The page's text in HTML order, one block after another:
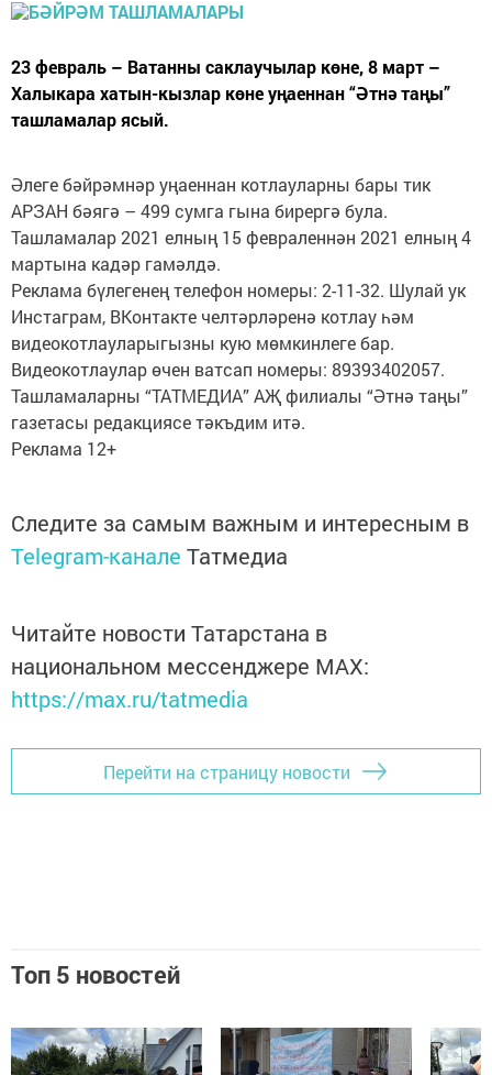
23 февраль – Ватанны саклаучылар көне, 8 март –
Халыкара хатын-кызлар көне уңаеннан “Әтнә таңы”
ташламалар ясый.
Әлеге бәйрәмнәр уңаен­нан котлауларны ба­ры тик
АРЗАН бәягә – 499 сумга гына бирергә була.
Ташламалар 2021 елның 15 февраленнән 2021 елның 4
мартына кадәр гамәлдә.
Реклама бүлегенең телефон номеры: 2-11-32. Шулай ук
Инстаграм, ВКонтакте челтәрләренә котлау һәм
видеокотлауларыгызны кую мөмкинлеге бар.
Видеокотлаулар өчен ватсап номеры: 89393402057.
Ташламаларны “ТАТМЕДИА” АҖ филиалы “Әтнә таңы”
газетасы редакциясе тәкъдим итә.
Реклама 12+
Следите за самым важным и интересным в
Telegram-канале Татмедиа
Читайте новости Татарстана в
национальном мессенджере MАХ:
https://max.ru/tatmedia
Перейти на страницу новости
Топ 5 новостей